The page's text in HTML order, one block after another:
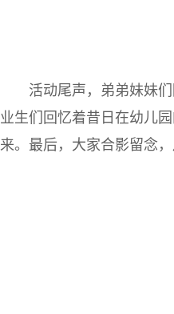
活动尾声，弟弟妹妹
业生们回忆着昔日在幼儿
来。最后，大家合影留念